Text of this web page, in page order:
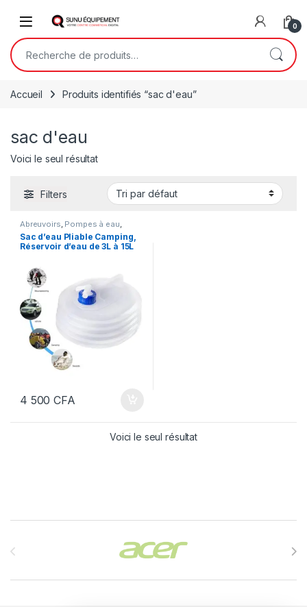
Open 0
Recherche pour :
Accueil Produits identifiés “sac d'eau”
sac d'eau
Voici le seul résultat
Filters
Abreuvoirs, Pompes à eau,
Réservoirs d'eau
Sac d’eau Pliable Camping,
Réservoir d’eau de 3L à 15L
4 500CFA
Voici le seul résultat